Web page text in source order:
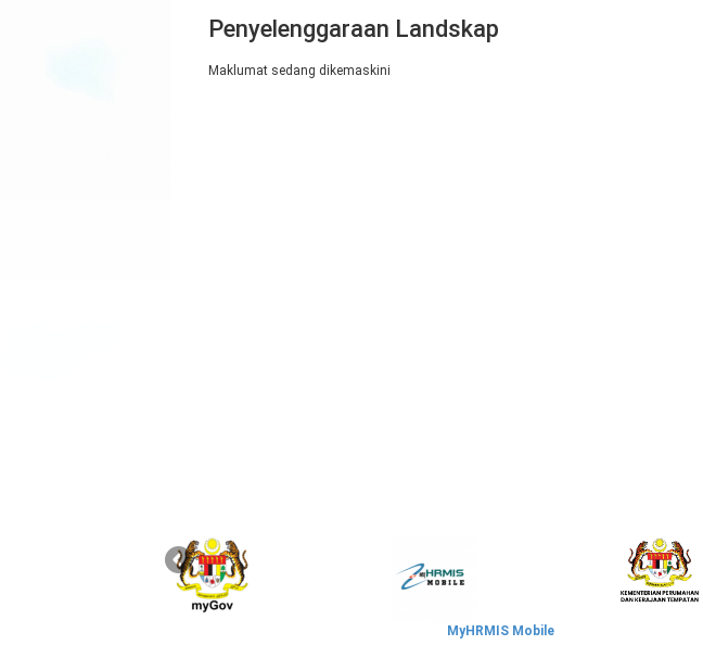
Penyelenggaraan Landskap
Maklumat sedang dikemaskini
MyHRMIS Mobile